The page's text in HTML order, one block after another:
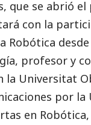
que se abrió
con la
Robótica
profesor y
la Universitat
por
en